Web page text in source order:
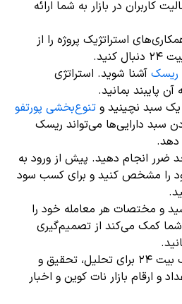
کاربران در بازار به شما ارائه
استراتژیک پروژه را از
ریسک آشنا شوید. استراتژی
پایبند بمانید.
یک سبد نچینید و تنوع‌بخشی پورتفو
سبد دارایی‌ها می‌تواند ریسک
دهد.
انجام دهید. پیش از ورود به
را مشخص کنید و برای کسب سود
و مختصات هر معامله خود را
شما کمک می‌کند از تصمیم‌گیری
از منابع معتبری مثل وبلاگ بیت ۲۴ برای تحلیل، تحقیق و
و ارقام بازار نات کوین و اخبار